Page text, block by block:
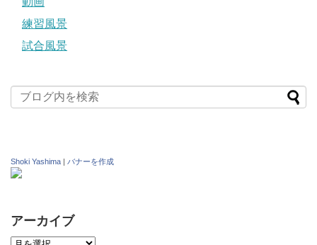
練習風景
試合風景
Shoki Yashima | バナーを作成
アーカイブ